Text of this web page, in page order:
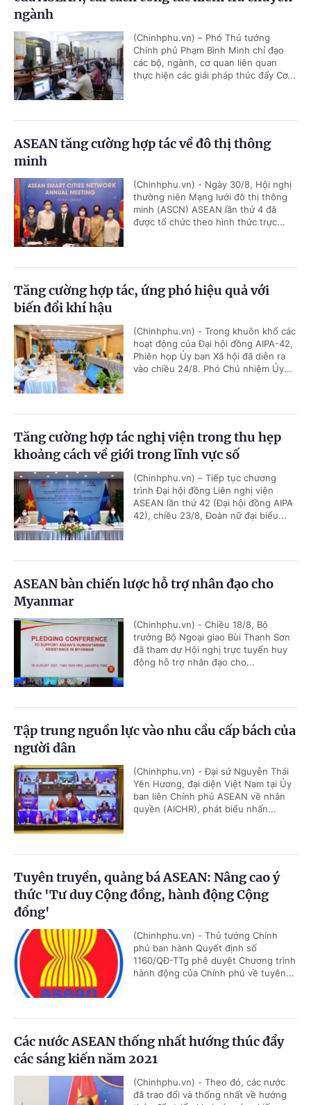
ngành
(Chinhphu.vn) – Phó Thủ tướng
Chính phủ Phạm Bình Minh chỉ đạo
các bộ, ngành, cơ quan liên quan
thực hiện các giải pháp thúc đẩy Cơ...
ASEAN tăng cường hợp tác về đô thị thông
minh
(Chinhphu.vn) - Ngày 30/8, Hội nghị
thường niên Mạng lưới đô thị thông
minh (ASCN) ASEAN lần thứ 4 đã
được tổ chức theo hình thức trực...
Tăng cường hợp tác, ứng phó hiệu quả với
biến đổi khí hậu
(Chinhphu.vn) - Trong khuôn khổ các
hoạt động của Đại hội đồng AIPA-42,
Phiên họp Ủy ban Xã hội đã diễn ra
vào chiều 24/8. Phó Chủ nhiệm Ủy...
Tăng cường hợp tác nghị viện trong thu hẹp
khoảng cách về giới trong lĩnh vực số
(Chinhphu.vn) – Tiếp tục chương
trình Đại hội đồng Liên nghị viện
ASEAN lần thứ 42 (Đại hội đồng AIPA
42), chiều 23/8, Đoàn nữ đại biểu...
ASEAN bàn chiến lược hỗ trợ nhân đạo cho
Myanmar
(Chinhphu.vn) - Chiều 18/8, Bộ
trưởng Bộ Ngoại giao Bùi Thanh Sơn
đã tham dự Hội nghị trực tuyến huy
động hỗ trợ nhân đạo cho...
Tập trung nguồn lực vào nhu cầu cấp bách của
người dân
(Chinhphu.vn) - Đại sứ Nguyễn Thái
Yên Hương, đại diện Việt Nam tại Ủy
ban liên Chính phủ ASEAN về nhân
quyền (AICHR), phát biểu nhấn...
Tuyên truyền, quảng bá ASEAN: Nâng cao ý
thức 'Tư duy Cộng đồng, hành động Cộng
đồng'
(Chinhphu.vn) - Thủ tướng Chính
phủ ban hành Quyết định số
1160/QĐ-TTg phê duyệt Chương trình
hành động của Chính phủ về tuyên...
Các nước ASEAN thống nhất hướng thúc đẩy
các sáng kiến năm 2021
(Chinhphu.vn) - Theo đó, các nước
đã trao đổi và thống nhất về hướng